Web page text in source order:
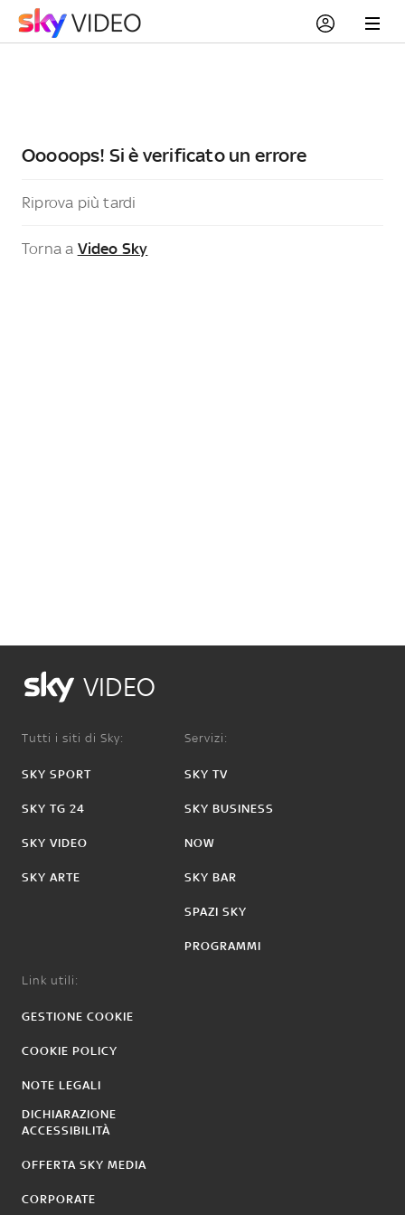
Ooooops! Si è verificato un errore
Riprova più tardi
Torna a Video Sky
VIDEO
Tutti i siti di Sky:
SKY SPORT
SKY TG 24
SKY VIDEO
SKY ARTE
Servizi:
SKY TV
SKY BUSINESS
NOW
SKY BAR
SPAZI SKY
PROGRAMMI
Link utili:
GESTIONE COOKIE
COOKIE POLICY
NOTE LEGALI
DICHIARAZIONE
ACCESSIBILITÀ
OFFERTA SKY MEDIA
CORPORATE